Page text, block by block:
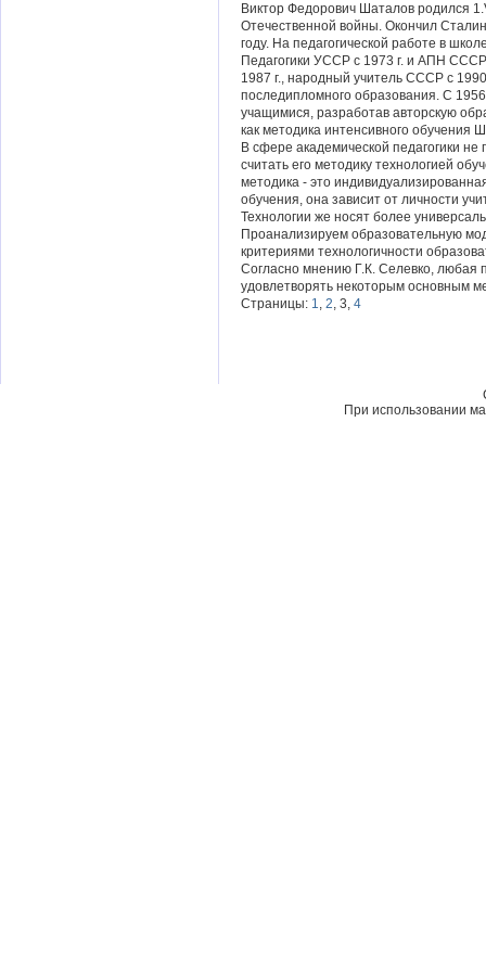
Виктор Федорович Шаталов родился
Отечественной войны. Окончил
году. На педагогической работе в
Педагогики УССР с 1973 г. и АПН
1987 г., народный учитель СССР с
последипломного образования. С
учащимися, разработав авторскую
как методика интенсивного обучения
В сфере академической педагогики
считать его методику технологией
методика - это
обучения, она зависит от личности
Технологии же носят более
Проанализируем образовательную
критериями технологичности
Согласно мнению Г.К. Селевко, любая
удовлетворять некоторым основным
Страницы: 1, 2, 3, 4
При использовании